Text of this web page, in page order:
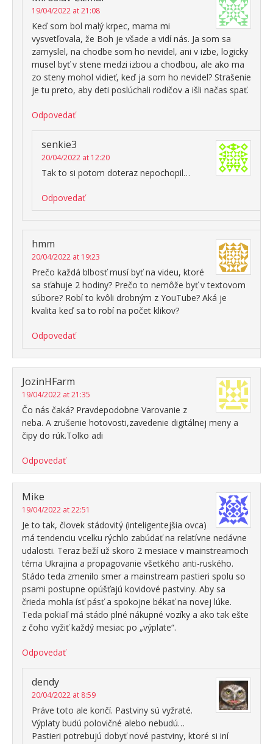
19/04/2022 at 21:08
Keď som bol malý krpec, mama mi
vysvetľovala, že Boh je všade a vidí nás. Ja som sa
zamyslel, na chodbe som ho nevidel, ani v izbe, logicky
musel byť v stene medzi izbou a chodbou, ale ako ma
zo steny mohol vidieť, keď ja som ho nevidel? Strašenie
je tu preto, aby deti poslúchali rodičov a išli načas spať.
Odpovedať
senkie3
20/04/2022 at 12:20
Tak to si potom doteraz nepochopil…
Odpovedať
hmm
20/04/2022 at 19:23
Prečo každá blbosť musí byť na videu, ktoré
sa sťahuje 2 hodiny? Prečo to nemôže byť v textovom
súbore? Robí to kvôli drobným z YouTube? Aká je
kvalita keď sa to robí na počet klikov?
Odpovedať
JozinHFarm
19/04/2022 at 21:35
Čo nás čaká? Pravdepodobne Varovanie z
neba. A zrušenie hotovosti,zavedenie digitálnej meny a
čipy do rúk.Tolko adi
Odpovedať
Mike
19/04/2022 at 22:51
Je to tak, človek stádovitý (inteligentejšia ovca)
má tendenciu vcelku rýchlo zabúdať na relatívne nedávne
udalosti. Teraz beží už skoro 2 mesiace v mainstreamoch
téma Ukrajina a propagovanie všetkého anti-ruského.
Stádo teda zmenilo smer a mainstream pastieri spolu so
psami postupne opúšťajú kovidové pastviny. Aby sa
črieda mohla ísť pásť a spokojne békať na novej lúke.
Teda pokiaľ má stádo plné nákupné vozíky a ako tak ešte
z čoho vyžiť každý mesiac po „výplate“.
Odpovedať
dendy
20/04/2022 at 8:59
Práve toto ale končí. Pastviny sú vyžraté.
Výplaty budú polovičné alebo nebudú…
Pastieri potrebujú dobyť nové pastviny, ktoré si iní